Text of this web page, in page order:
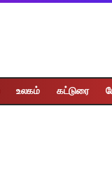
உலகம் கட்டுரை